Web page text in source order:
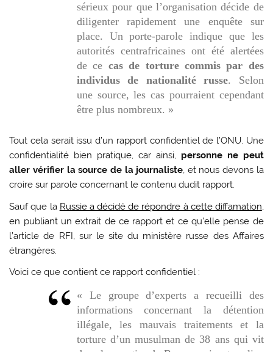
sérieux pour que l’organisation décide de
diligenter rapidement une enquête sur
place. Un porte-parole indique que les
autorités centrafricaines ont été alertées
de ce cas de torture commis par des
individus de nationalité russe. Selon
une source, les cas pourraient cependant
être plus nombreux. »
Tout cela serait issu d’un rapport confidentiel de l’ONU. Une
confidentialité bien pratique, car ainsi, personne ne peut
aller vérifier la source de la journaliste, et nous devons la
croire sur parole concernant le contenu dudit rapport.
Sauf que la Russie a décidé de répondre à cette diffamation,
en publiant un extrait de ce rapport et ce qu’elle pense de
l’article de RFI, sur le site du ministère russe des Affaires
étrangères.
Voici ce que contient ce rapport confidentiel :
« Le groupe d’experts a recueilli des
informations concernant la détention
illégale, les mauvais traitements et la
torture d’un musulman de 38 ans qui vit